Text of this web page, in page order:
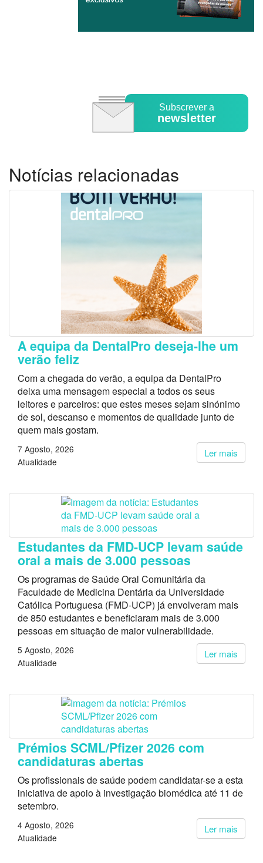
Subscrever a
newsletter
Notícias relacionadas
A equipa da DentalPro deseja-lhe um
verão feliz
Com a chegada do verão, a equipa da DentalPro
deixa uma mensagem especial a todos os seus
leitores e parceiros: que estes meses sejam sinónimo
de sol, descanso e momentos de qualidade junto de
quem mais gostam.
Ler mais
7 Agosto, 2026
Atualidade
Estudantes da FMD-UCP levam saúde
oral a mais de 3.000 pessoas
Os programas de Saúde Oral Comunitária da
Faculdade de Medicina Dentária da Universidade
Católica Portuguesa (FMD-UCP) já envolveram mais
de 850 estudantes e beneficiaram mais de 3.000
pessoas em situação de maior vulnerabilidade.
Ler mais
5 Agosto, 2026
Atualidade
Prémios SCML/Pfizer 2026 com
candidaturas abertas
Os profissionais de saúde podem candidatar-se a esta
iniciativa de apoio à investigação biomédica até 11 de
setembro.
Ler mais
4 Agosto, 2026
Atualidade